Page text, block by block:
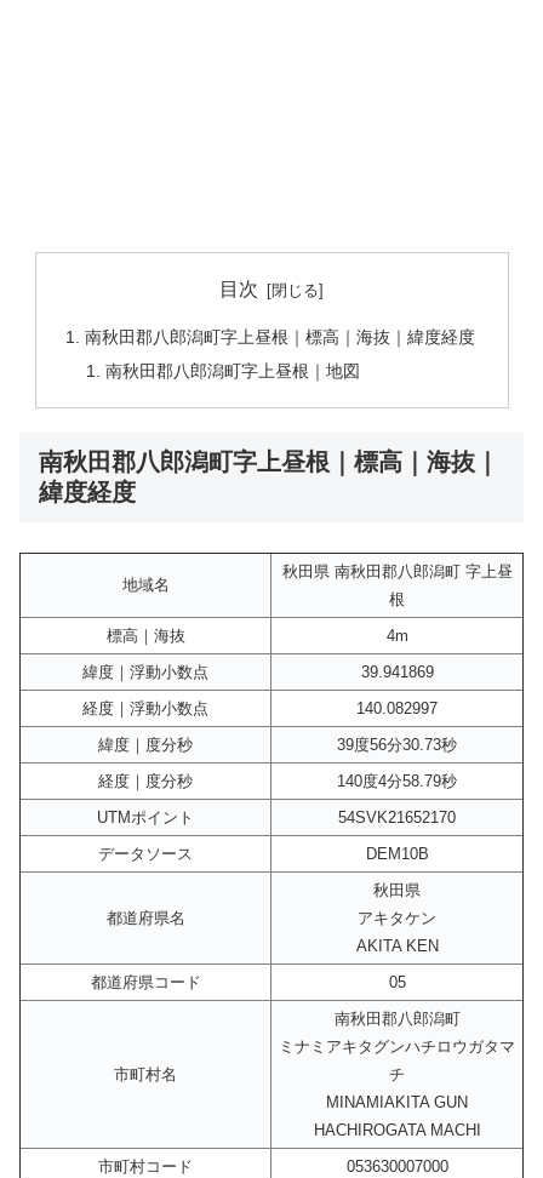
目次
南秋田郡八郎潟町字上昼根｜標高｜海抜｜緯度経度
南秋田郡八郎潟町字上昼根｜地図
南秋田郡八郎潟町字上昼根｜標高｜海抜｜
緯度経度
地域名
秋田県 南秋田郡八郎潟町 字上昼
根
標高｜海抜
4m
緯度｜浮動小数点
39.941869
経度｜浮動小数点
140.082997
緯度｜度分秒
39度56分30.73秒
経度｜度分秒
140度4分58.79秒
UTMポイント
54SVK21652170
データソース
DEM10B
都道府県名
秋田県
アキタケン
AKITA KEN
都道府県コード
05
市町村名
南秋田郡八郎潟町
ミナミアキタグンハチロウガタマ
チ
MINAMIAKITA GUN
HACHIROGATA MACHI
市町村コード
053630007000